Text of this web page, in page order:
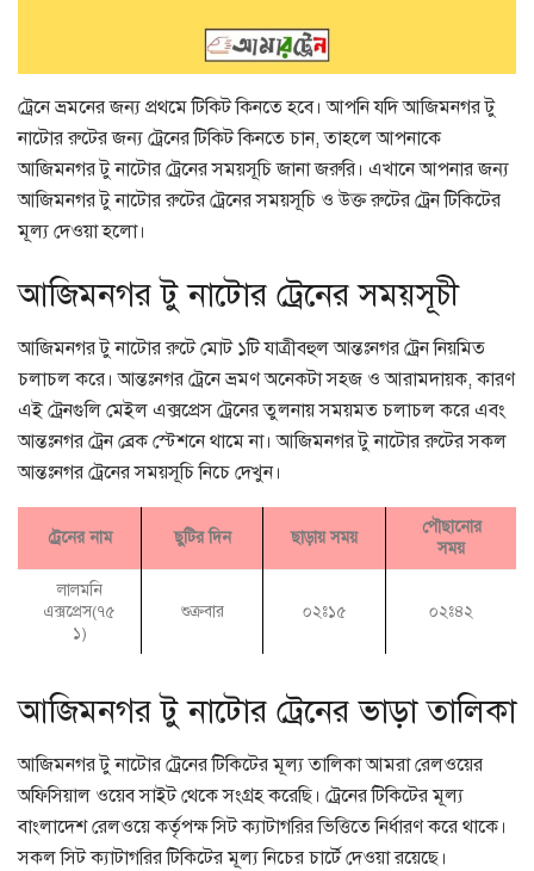
ট্রেনে ভ্রমনের জন্য প্রথমে টিকিট কিনতে হবে। আপনি যদি আজিমনগর টু
নাটোর রুটের জন্য ট্রেনের টিকিট কিনতে চান, তাহলে আপনাকে
আজিমনগর টু নাটোর ট্রেনের সময়সূচি জানা জরুরি। এখানে আপনার জন্য
আজিমনগর টু নাটোর রুটের ট্রেনের সময়সূচি ও উক্ত রুটের ট্রেন টিকিটের
মূল্য দেওয়া হলো।
আজিমনগর টু নাটোর ট্রেনের সময়সূচী
আজিমনগর টু নাটোর রুটে মোট ১টি যাত্রীবহুল আন্তঃনগর ট্রেন নিয়মিত
চলাচল করে। আন্তঃনগর ট্রেনে ভ্রমণ অনেকটা সহজ ও আরামদায়ক, কারণ
এই ট্রেনগুলি মেইল এক্সপ্রেস ট্রেনের তুলনায় সময়মত চলাচল করে এবং
আন্তঃনগর ট্রেন ব্রেক স্টেশনে থামে না। আজিমনগর টু নাটোর রুটের সকল
আন্তঃনগর ট্রেনের সময়সূচি নিচে দেখুন।
ট্রেনের নাম ছুটির দিন ছাড়ায় সময়
পৌছানোর
সময়
লালমনি
এক্সপ্রেস(৭৫
১)
শুক্রবার ০২ঃ১৫ ০২ঃ৪২
আজিমনগর টু নাটোর ট্রেনের ভাড়া তালিকা
আজিমনগর টু নাটোর ট্রেনের টিকিটের মূল্য তালিকা আমরা রেলওয়ের
অফিসিয়াল ওয়েব সাইট থেকে সংগ্রহ করেছি। ট্রেনের টিকিটের মূল্য
বাংলাদেশ রেলওয়ে কর্তৃপক্ষ সিট ক্যাটাগরির ভিত্তিতে নির্ধারণ করে থাকে।
সকল সিট ক্যাটাগরির টিকিটের মূল্য নিচের চার্টে দেওয়া রয়েছে।